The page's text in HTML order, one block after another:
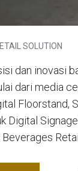
SOLUTION
dan inovasi
dari media
Floorstand,
Digital